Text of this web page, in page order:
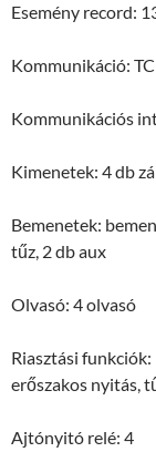
Esemény record:
Kommunikáció:
Kommunikációs
Kimenetek: 4 db
Bemenetek:
tűz, 2 db aux
Olvasó: 4 olvasó
Riasztási
erőszakos nyitás,
Ajtónyitó relé: 4